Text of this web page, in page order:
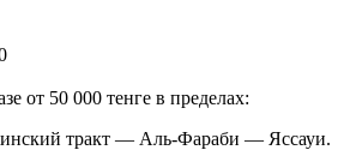
от 50 000 тенге в пределах:
тракт — Аль-Фараби — Яссауи.